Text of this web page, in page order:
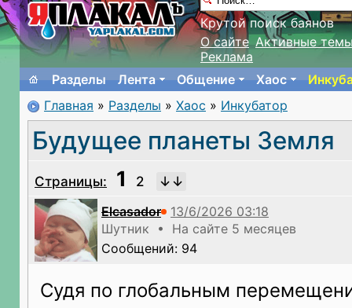
Крутой поиск баянов
О сайте Активные
Реклама
Разделы
Лента Общение Хаос
Главная » Разделы » Хаос » Инкубатор
Будущее планеты Земля
Страницы: 1
2
Elcasador
Шутник • На сайте 5 месяцев
Сообщений: 94
Судя по глобальным